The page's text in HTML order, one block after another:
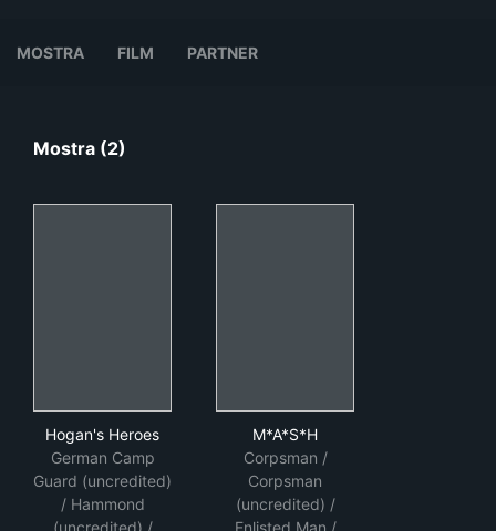
MOSTRA FILM PARTNER
Mostra (2)
Hogan's Heroes
German Camp
Guard (uncredited)
/ Hammond
(uncredited) /
M*A*S*H
Corpsman /
Corpsman
(uncredited) /
Enlisted Man /